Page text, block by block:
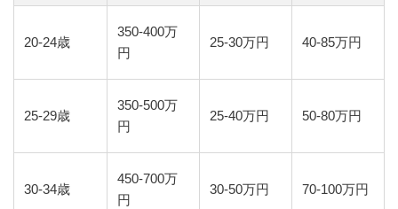
20-24歳
350-400万
円
25-30万円 40-85万円
25-29歳
350-500万
円
25-40万円 50-80万円
30-34歳
450-700万
円
30-50万円 70-100万円